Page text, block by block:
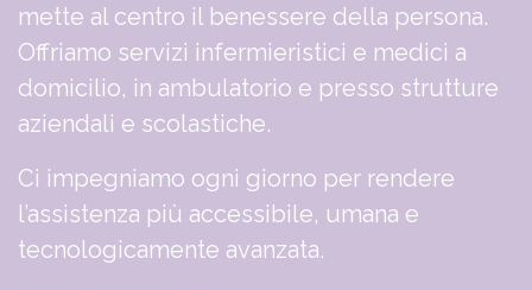
mette al centro il benessere della persona.
Offriamo servizi infermieristici e medici a
domicilio, in ambulatorio e presso strutture
aziendali e scolastiche.
Ci impegniamo ogni giorno per rendere
l’assistenza più accessibile, umana e
tecnologicamente avanzata.